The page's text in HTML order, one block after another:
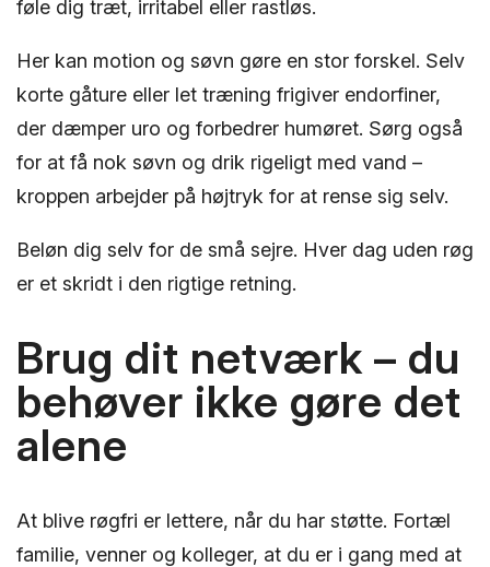
føle dig træt, irritabel eller rastløs.
Her kan motion og søvn gøre en stor forskel. Selv
korte gåture eller let træning frigiver endorfiner,
der dæmper uro og forbedrer humøret. Sørg også
for at få nok søvn og drik rigeligt med vand –
kroppen arbejder på højtryk for at rense sig selv.
Beløn dig selv for de små sejre. Hver dag uden røg
er et skridt i den rigtige retning.
Brug dit netværk – du
behøver ikke gøre det
alene
At blive røgfri er lettere, når du har støtte. Fortæl
familie, venner og kolleger, at du er i gang med at